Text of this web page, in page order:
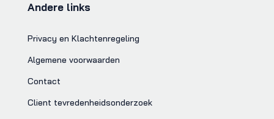
Andere links
Privacy en Klachtenregeling
Algemene voorwaarden
Contact
Client tevredenheidsonderzoek